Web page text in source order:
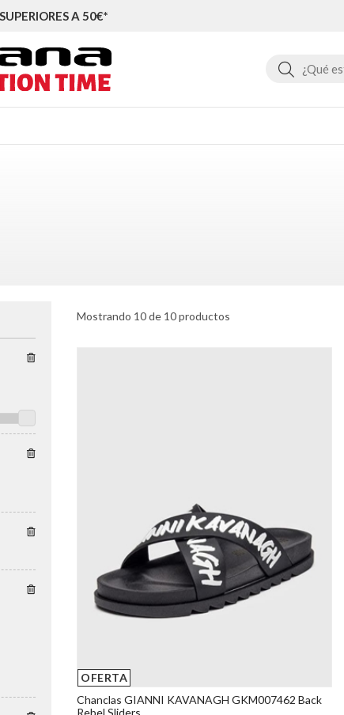
A 50€*
Buscar
Mostrando 10 de 10 productos
OFERTA
Chanclas GIANNI KAVANAGH GKM007462 Back
Rebel Sliders